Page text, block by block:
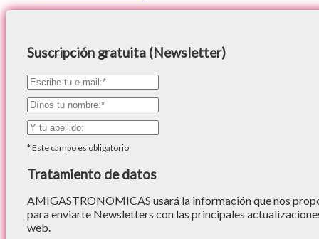
Suscripción gratuita (Newsletter)
*Este campo es obligatorio
Tratamiento de datos
AMIGASTRONOMICAS usará la información que nos
para enviarte Newsletters con las principales
web.